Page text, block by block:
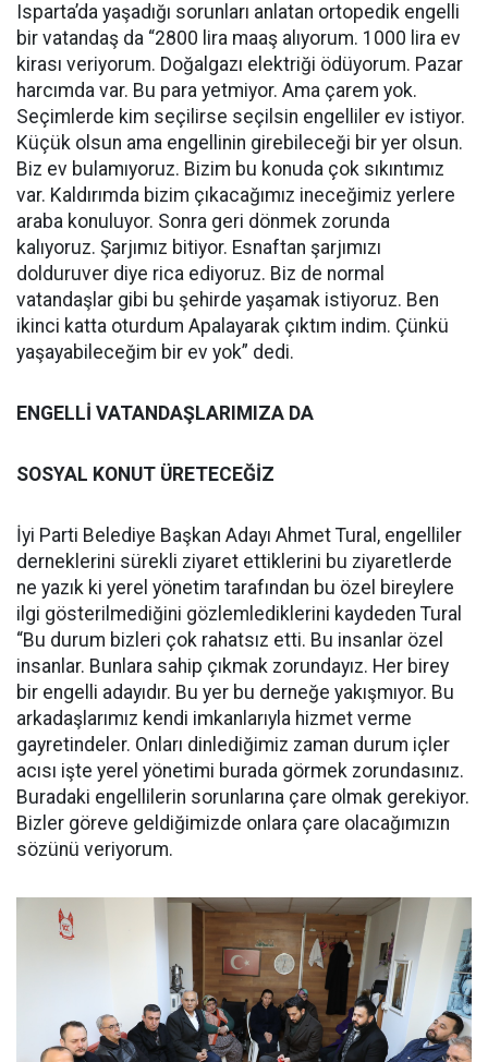
Isparta’da yaşadığı sorunları anlatan ortopedik engelli
bir vatandaş da “2800 lira maaş alıyorum. 1000 lira ev
kirası veriyorum. Doğalgazı elektriği ödüyorum. Pazar
harcımda var. Bu para yetmiyor. Ama çarem yok.
Seçimlerde kim seçilirse seçilsin engelliler ev istiyor.
Küçük olsun ama engellinin girebileceği bir yer olsun.
Biz ev bulamıyoruz. Bizim bu konuda çok sıkıntımız
var. Kaldırımda bizim çıkacağımız ineceğimiz yerlere
araba konuluyor. Sonra geri dönmek zorunda
kalıyoruz. Şarjımız bitiyor. Esnaftan şarjımızı
dolduruver diye rica ediyoruz. Biz de normal
vatandaşlar gibi bu şehirde yaşamak istiyoruz. Ben
ikinci katta oturdum Apalayarak çıktım indim. Çünkü
yaşayabileceğim bir ev yok” dedi.
ENGELLİ VATANDAŞLARIMIZA DA
SOSYAL KONUT ÜRETECEĞİZ
İyi Parti Belediye Başkan Adayı Ahmet Tural, engelliler
derneklerini sürekli ziyaret ettiklerini bu ziyaretlerde
ne yazık ki yerel yönetim tarafından bu özel bireylere
ilgi gösterilmediğini gözlemlediklerini kaydeden Tural
“Bu durum bizleri çok rahatsız etti. Bu insanlar özel
insanlar. Bunlara sahip çıkmak zorundayız. Her birey
bir engelli adayıdır. Bu yer bu derneğe yakışmıyor. Bu
arkadaşlarımız kendi imkanlarıyla hizmet verme
gayretindeler. Onları dinlediğimiz zaman durum içler
acısı işte yerel yönetimi burada görmek zorundasınız.
Buradaki engellilerin sorunlarına çare olmak gerekiyor.
Bizler göreve geldiğimizde onlara çare olacağımızın
sözünü veriyorum.